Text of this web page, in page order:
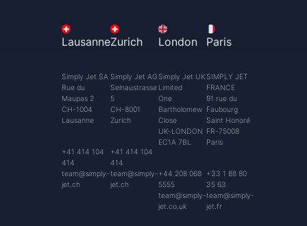
Lausanne
Simply Jet SA
Rue du
Maupas 2
CH-1004
Lausanne
+41 414 104
414
team@simply-
jet.ch
Zurich
Simply Jet AG
Selnaustrasse
5
CH-8001
Zurich
+41 414 104
414
team@simply-
jet.ch
London
Simply Jet UK
Limited
One
Bartholomew
Close
UK-LONDON
EC1A 7BL
+44 208 068
5555
team@simply-
jet.co.uk
Paris
SIMPLY JET
FRANCE
91 rue du
Faubourg
Saint Honoré
FR-75008
Paris
+33 1 88 80
35 63
team@simply-
jet.fr